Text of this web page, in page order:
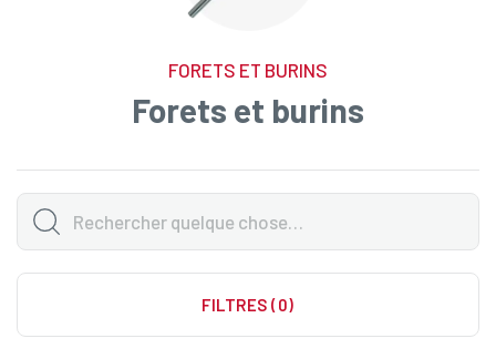
FORETS ET BURINS
Forets et burins
FILTRES (0)